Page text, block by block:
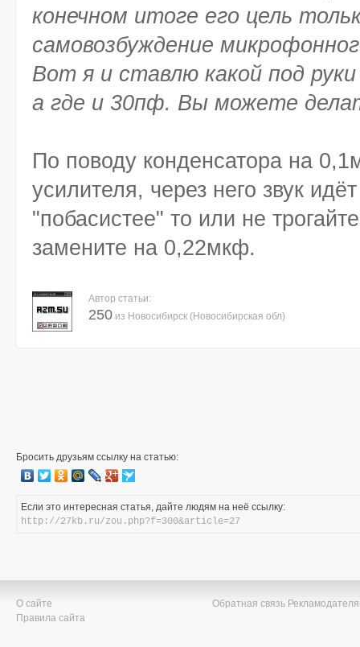
конечном итоге его цель
самовозбуждение
Вот я и ставлю какой под
а где и 30пф. Вы можете
По поводу конденсатора на
усилителя, через него звук
"побасистее" то или не
замените на 0,22мкф.
Автор статьи:
250 из Новосибирск (Новосибирская обл)
Бросить друзьям ссылку на статью:
Если это интересная статья, дайте людям на неё ссылку:
http://27kb.ru/zou.php?f=300&article=27
О сайте
Правила сайта
Обратная связь